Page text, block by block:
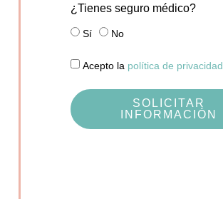
¿Tienes seguro médico?
Sí No
Acepto la política de privacidad
SOLICITAR
INFORMACIÓN